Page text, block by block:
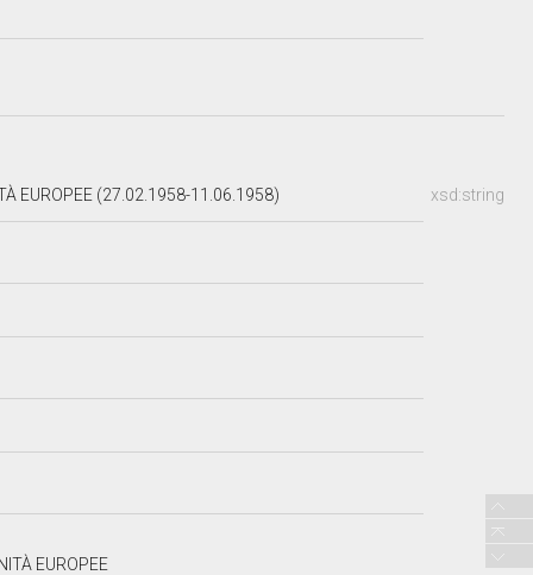
xsd:string
EUROPEE (27.02.1958-11.06.1958)
EUROPEE